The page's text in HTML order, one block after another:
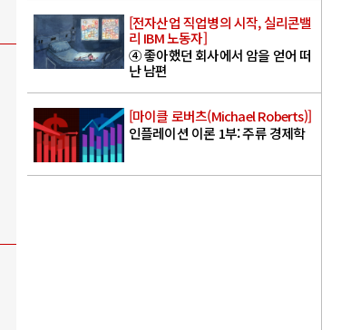
[전자산업 직업병의 시작, 실리콘밸
리 IBM 노동자]
④ 좋아했던 회사에서 암을 얻어 떠
난 남편
[마이클 로버츠(Michael Roberts)]
인플레이션 이론 1부: 주류 경제학